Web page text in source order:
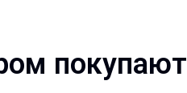
покупают